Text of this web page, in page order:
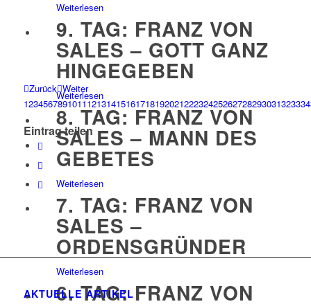
Weiterlesen
9. TAG: FRANZ VON
SALES – GOTT GANZ
HINGEGEBEN
Weiterlesen
8. TAG: FRANZ VON
SALES – MANN DES
GEBETES
Weiterlesen
7. TAG: FRANZ VON
SALES –
ORDENSGRÜNDER
Weiterlesen
6. TAG: FRANZ VON
Zurück Weiter
12345678910111213141516171819202122232425262728293031323334
Eintrag teilen
AKTUELLE ARTIKEL